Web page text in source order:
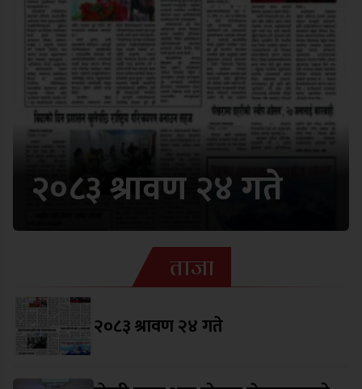
२०८३ श्रावण २४ गते
ताजा
२०८३ श्रावण २४ गते